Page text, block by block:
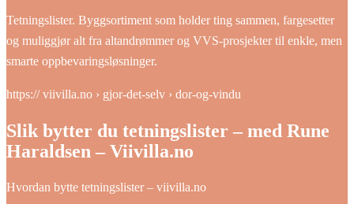
Tetningslister. Byggsortiment som holder ting sammen, fargesetter
og muliggjør alt fra altandrømmer og VVS-prosjekter til enkle, men
smarte oppbevaringsløsninger.
https:// viivilla.no › gjor-det-selv › dor-og-vindu
Slik bytter du tetningslister – med Rune
Haraldsen – Viivilla.no
Hvordan bytte tetningslister – viivilla.no